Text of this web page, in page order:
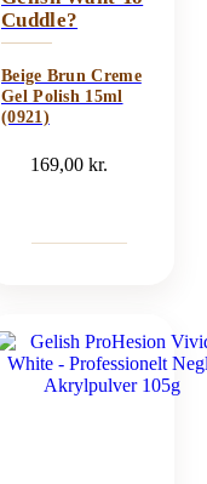
Cuddle?
Beige Brun Creme
Gel Polish 15ml
(0921)
169,00kr.